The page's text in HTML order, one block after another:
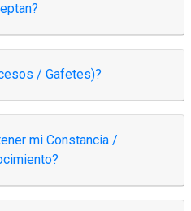
/ Gafetes)?
mi Constancia /